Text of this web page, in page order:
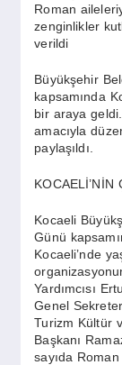
EKONOMI
DÜNYA
SAĞLIK
YAŞAM
Roman
zenginlikler
verildi
Büyükşehir
kapsamında
bir araya
amacıyla
paylaşıldı.
KOCAELİ’NİN
Kocaeli
Günü
Kocaeli’nde
Yardımcısı
Genel
Turizm Kültür
Başkanı
sayıda Roman